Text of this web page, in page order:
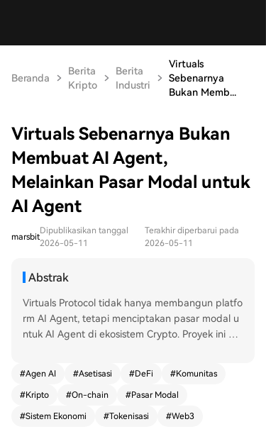
Beranda
Berita
Kripto
Berita
Industri
Virtuals
Sebenarnya
Bukan Memb...
Virtuals Sebenarnya Bukan
Membuat AI Agent,
Melainkan Pasar Modal untuk
AI Agent
marsbit
Dipublikasikan tanggal
2026-05-11
Terakhir diperbarui pada
2026-05-11
Abstrak
Virtuals Protocol tidak hanya membangun platfo
rm AI Agent, tetapi menciptakan pasar modal u
ntuk AI Agent di ekosistem Crypto. Proyek ini me
n, dimiliki bersama, dan dikapitalisasi. Dengan m
ekanisme seperti peluncuran token Agent, komu
nitas yang memiliki kepentingan bersama, dan P
#Agen AI #Asetisasi #DeFi #Komunitas
#Kripto #On-chain #Pasar Modal
#Sistem Ekonomi #Tokenisasi #Web3